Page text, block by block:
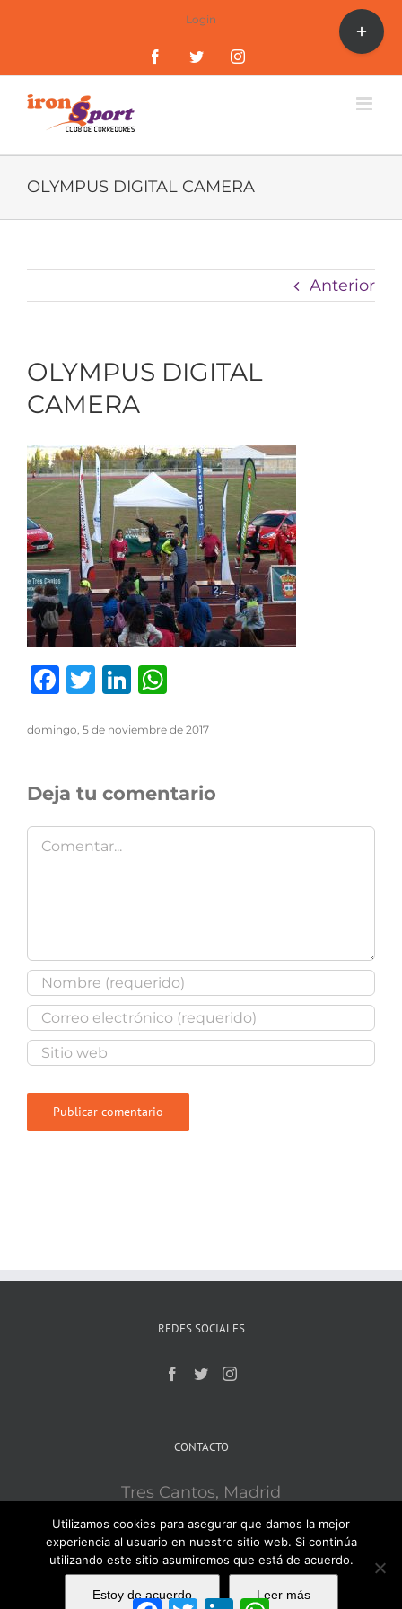
al
Login
FacebookTwitterInstagram
OLYMPUS DIGITAL CAMERA
Anterior
OLYMPUS DIGITAL
CAMERA
Facebook
TwitterLinkedIn
domingo, 5 de noviembre de 2017
Deja tu comentario
Comentar
REDES SOCIALES
CONTACTO
Tres Cantos, Madrid
Mobile: 609121715
Email:ironsport3c@gmail.com
Toggle
Sliding
Area
Utilizamos cookies para asegurar que damos la mejor
experiencia al usuario en nuestro sitio web. Si continúa
utilizando este sitio asumiremos que está de acuerdo.
Estoy de acuerdo Leer más